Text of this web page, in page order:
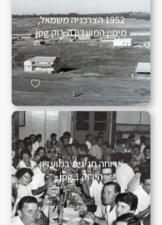
1952 הצרכניה משמאל,
מימין המועדון הירוק.jpg
ארוחה חגיגית במועדון
הירוק 1.jpg